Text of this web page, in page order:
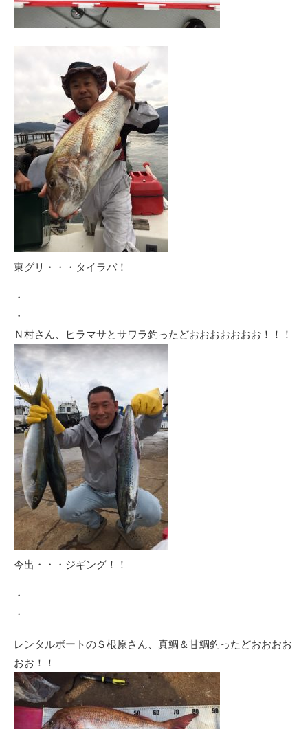
東グリ・・・タイラバ！
・
・
Ｎ村さん、ヒラマサとサワラ釣ったどおおおおおおお！！！
今出・・・ジギング！！
・
・
レンタルボートのＳ根原さん、真鯛＆甘鯛釣ったどおおおお
おお！！